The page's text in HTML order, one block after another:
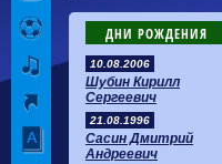
ДНИ РОЖДЕНИЯ
10.08.2006
Шубин Кирилл
Сергеевич
21.08.1996
Сасин Дмитрий
Андреевич